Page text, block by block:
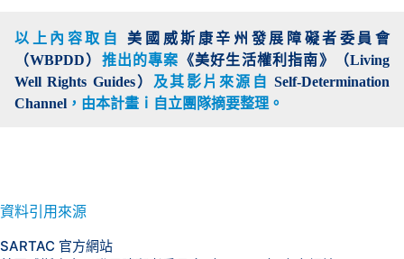
以上內容取自美國威斯康辛州發展障礙者委員會
（WBPDD） 推出的專案 《美好生活權利指南》（Living
Well Rights Guides） 及其影片來源自 Self-Determination
Channel ，由本計畫 ｉ自立團隊摘要整理。
資料引用來源
SARTAC 官方網站